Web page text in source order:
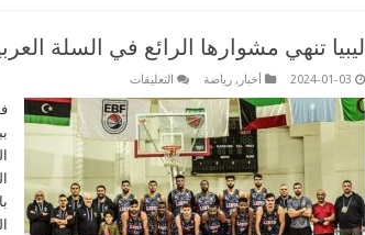
ليبيا تنهي مشوارها الرائع في السلة
2024-01-03 أخبار , رياضة التعليقات
تنهي
مشوارها
الرائع
في
السلة
العربية
بإنجاز
كبير
مغلقة